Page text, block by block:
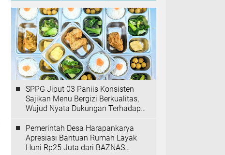
SPPG Jiput 03 Paniis Konsisten
Sajikan Menu Bergizi Berkualitas,
Wujud Nyata Dukungan Terhadap
Pemerintah Desa Harapankarya
Apresiasi Bantuan Rumah Layak
Huni Rp25 Juta dari BAZNAS